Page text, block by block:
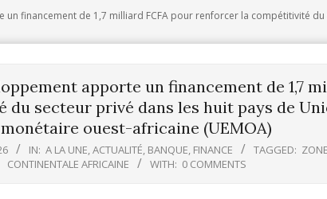
financement de 1,7 milliard FCFA pour renforcer la compétitivité
apporte un financement de 1,7
secteur privé dans les huit pays de
ouest-africaine (UEMOA)
IN: A LA UNE,ACTUALITÉ, BANQUE, FINANCE TAGGED:
CONTINENTALE AFRICAINE
WITH: 0 COMMENTS